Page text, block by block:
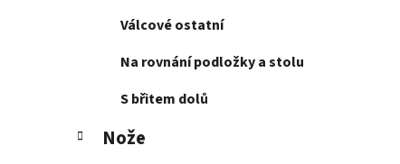
Válcové ostatní
Na rovnání podložky a stolu
S břitem dolů
Nože